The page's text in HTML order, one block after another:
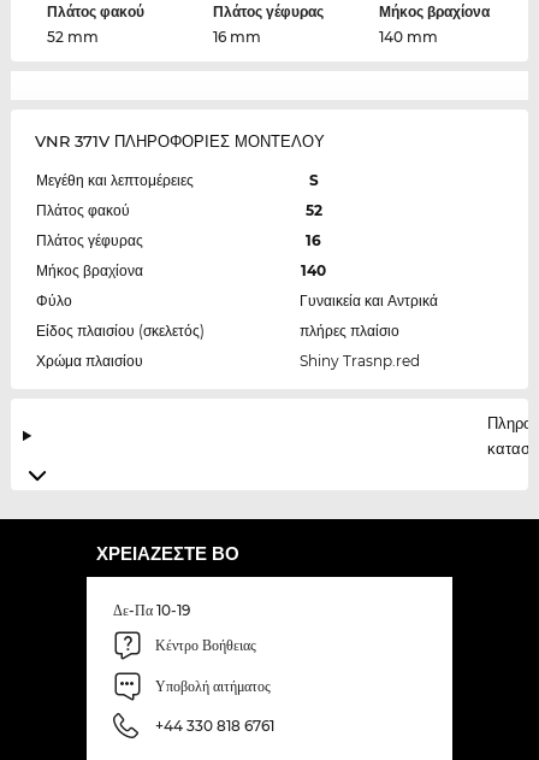
Πλάτος φακού
52 mm
Πλάτος γέφυρας
16 mm
Μήκος βραχίονα
140 mm
VNR 371V ΠΛΗΡΟΦΟΡΙΕΣ ΜΟΝΤΕΛΟΥ
Μεγέθη και λεπτομέρειες
S
Πλάτος φακού
52
Πλάτος γέφυρας
16
Μήκος βραχίονα
140
Φύλο
Γυναικεία και Αντρικά
Είδος πλαισίου (σκελετός)
πλήρες πλαίσιο
Χρώμα πλαισίου
Shiny Trasnp.red
ΧΡΕΙΆΖΕΣΤΕ ΒΟ
Δε-Πα 10-19
Κέντρο Βοήθειας
Υποβολή αιτήματος
+44 330 818 6761